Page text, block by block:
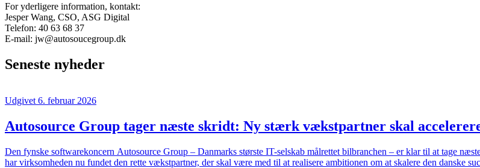
For yderligere information, kontakt:
Jesper Wang, CSO, ASG Digital
Telefon: 40 63 68 37
E-mail: jw@autosoucegroup.dk
Seneste nyheder
Udgivet 6. februar 2026
Autosource Group tager næste skridt: Ny stærk vækstpartner skal
Den fynske softwarekoncern Autosource Group – Danmarks største IT-selskab målrettet bilbranchen – er klar til at tage
har virksomheden nu fundet den rette vækstpartner, der skal være med til at realisere ambitionen om at skalere den danske